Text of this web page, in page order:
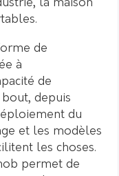
la maison
de
à
de
depuis
du
et les modèles
les choses.
permet de